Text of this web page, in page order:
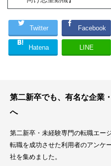
Twitter Facebook
Hatena LINE
第二新卒でも、有名な企業
へ
第二新卒・未経験専門の転職エー
転職を成功させた利用者のアンケ
社を集めました。